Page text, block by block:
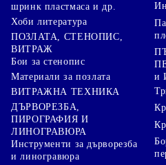
шринк пластмаса и др.
Хоби литература
ПОЗЛАТА, СТЕНОПИС,
ВИТРАЖ
Бои за стенопис
Материали за позлата
ВИТРАЖНА ТЕХНИКА
ДЪРВОРЕЗБА,
ПИРОГРАФИЯ И
ЛИНОГРАВЮРА
Инструменти за дърворезба
и линогравюра
и